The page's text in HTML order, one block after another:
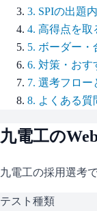
3. SPIの出題
4. 高得点を取
5. ボーダー・
6. 対策・おす
7. 選考フロー
8. よくある質
九電工の
九電工の採用選考
テスト種類